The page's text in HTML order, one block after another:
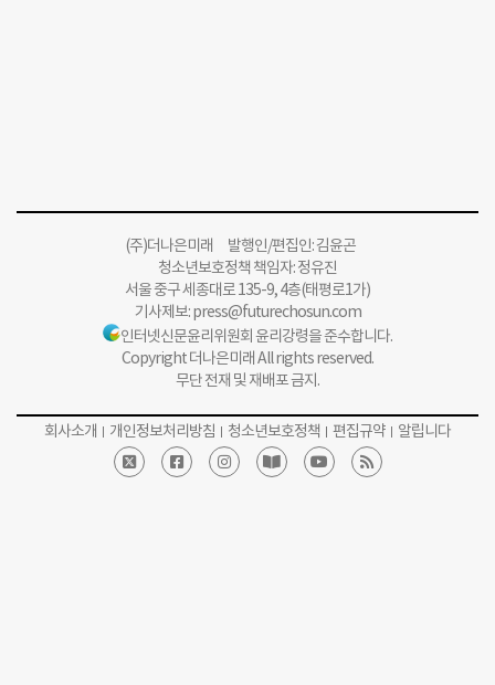
(주)더나은미래 발행인/편집인: 김윤곤
청소년보호정책 책임자: 정유진
서울 중구 세종대로 135-9, 4층(태평로1가)
기사제보:press@futurechosun.com
인터넷신문윤리위원회 윤리강령을 준수합니다.
Copyright 더나은미래 All rights reserved.
무단 전재 및 재배포 금지.
회사소개 개인정보처리방침 청소년보호정책 편집규약 알립니다